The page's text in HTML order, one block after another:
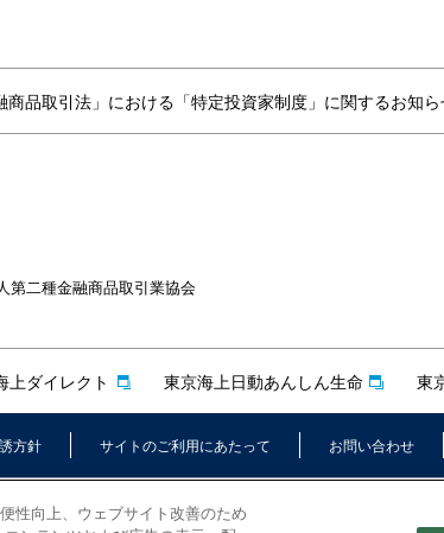
商品取引法」における「特定投資家制度」に関するお知ら
第二種金融商品取引業協会
上ダイレクト 東京海上日動あんしん生命 東
方針 サイトのご利用にあたって お問い合わせ
性向上、ウェブサイト改善のため